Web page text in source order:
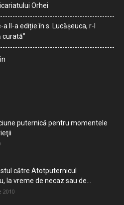
Orhei
II-a ediție în s. Lucășeuca, r-l
curată”
puternică pentru momentele
către Atotputernicul
la vreme de necaz sau de...
2010